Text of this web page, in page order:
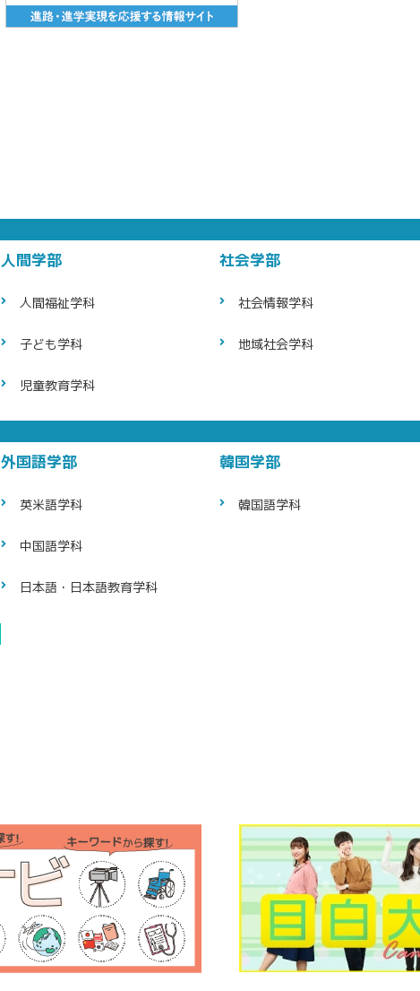
人間学部
人間福祉学科
子ども学科
児童教育学科
社会学部
社会情報学科
地域社会学科
外国語学部
英米語学科
中国語学科
日本語・日本語教育学科
韓国学部
韓国語学科